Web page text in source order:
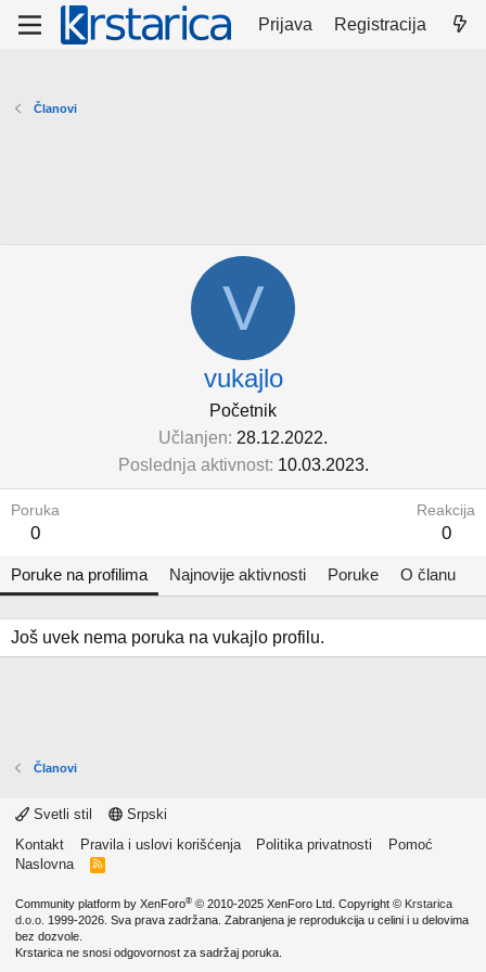
Prijava Registracija
Članovi
V
vukajlo
Početnik
Učlanjen 28.12.2022.
Poslednja aktivnost 10.03.2023.
Poruka
0
Reakcija
0
Poruke na profilima Najnovije aktivnosti Poruke O članu
Još uvek nema poruka na vukajlo profilu.
Članovi
Svetli stil
Srpski
Kontakt
Pravila i uslovi korišćenja Politika privatnosti
Pomoć
Naslovna
R
Community platform by XenForo® © 2010-2025 XenForo Ltd. Copyright © Krstarica
d.o.o. 1999-2026. Sva prava zadržana. Zabranjena je reprodukcija u celini i u delovima
bez dozvole.
Krstarica ne snosi odgovornost za sadržaj poruka.